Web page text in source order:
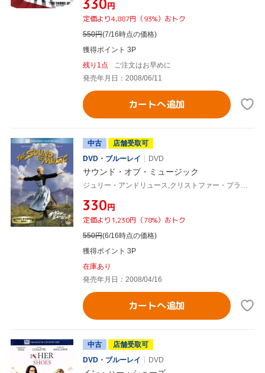
円
定価より4,887円（93%）おトク
550円(7/16時点の価格)
獲得ポイント 3P
残り1点
ご注文はお早めに
発売年月日：2008/06/11
カートへ追加
中古
店舗受取可
DVD・ブルーレイ
DVD
サウンド・オブ・ミュージック
¥330円
定価より1,230円（78%）おトク
550円(6/16時点の価格)
獲得ポイント 3P
在庫あり
発売年月日：2008/04/16
カートへ追加
中古
店舗受取可
DVD・ブルーレイ
DVD